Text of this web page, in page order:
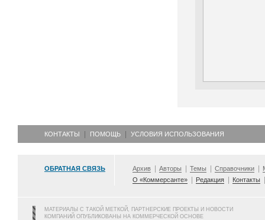
КОНТАКТЫ ПОМОЩЬ УСЛОВИЯ ИСПОЛЬЗОВАНИЯ
ОБРАТНАЯ СВЯЗЬ Архив Авторы Темы Справочники
О «Коммерсанте»
Редакция Контакты
МАТЕРИАЛЫ С ТАКОЙ МЕТКОЙ, ПАРТНЕРСКИЕ ПРОЕКТЫ И НОВОСТИ
КОМПАНИЙ ОПУБЛИКОВАНЫ НА КОММЕРЧЕСКОЙ ОСНОВЕ